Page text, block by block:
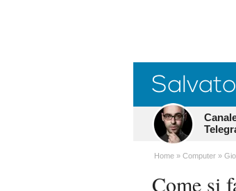
Home Computer
Come si